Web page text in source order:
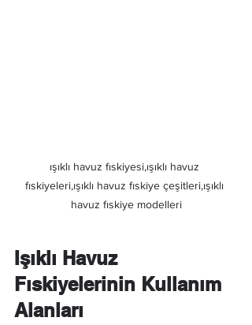
ışıklı havuz fıskiyesi,ışıklı havuz
fıskiyeleri,ışıklı havuz fıskiye çeşitleri,ışıklı
havuz fıskiye modelleri
Işıklı Havuz
Fıskiyelerinin Kullanım
Alanları